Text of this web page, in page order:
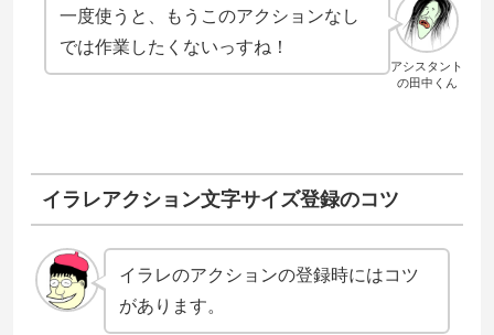
アシスタント
の田中くん
一度使うと、もうこのアクションなし
では作業したくないっすね！
イラレアクション文字サイズ登録のコツ
イラレのアクションの登録時にはコツ
があります。